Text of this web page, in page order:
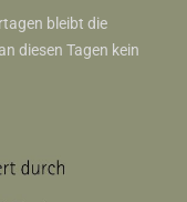
bleibt die
diesen Tagen kein